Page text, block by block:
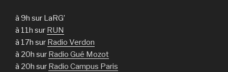
à 9h sur LaRG’
à 11h sur RUN
à 17h sur Radio Verdon
à 20h sur Radio Gué Mozot
à 20h sur Radio Campus Paris